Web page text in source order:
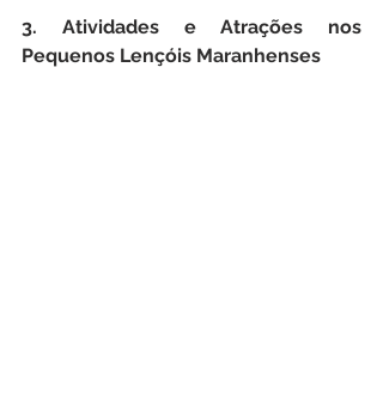
3. Atividades e Atrações nos
Pequenos Lençóis Maranhenses